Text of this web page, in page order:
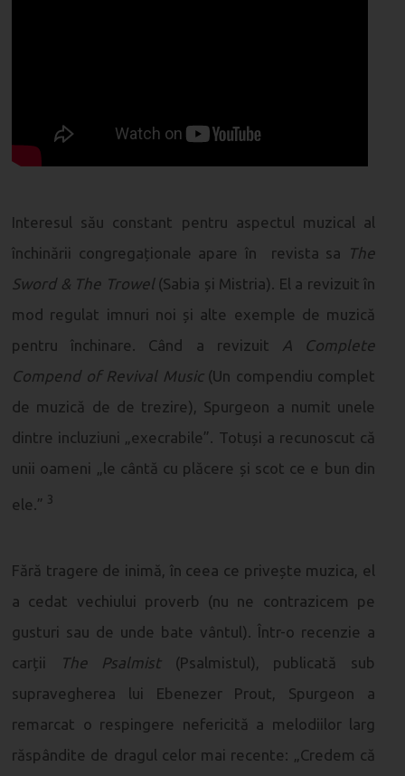
Interesul său constant pentru aspectul muzical al
închinării congregaționale apare în revista sa
The
Sword & The Trowel (Sabia și Mistria). El a revizuit în
mod regulat imnuri noi și alte exemple de muzică
pentru închinare. Când a revizuit A Complete
Compend of Revival Music(Un compendiu complet
de muzică de de trezire), Spurgeon a numit unele
dintre incluziuni „execrabile”. Totuși a recunoscut că
unii oameni „le cântă cu plăcere și scot ce e bun din
ele.” 3
Fără tragere de inimă, în ceea ce privește muzica, el
a cedat vechiului proverb (nu ne contrazicem pe
gusturi sau de unde bate vântul). Într-o recenzie a
carții
The Psalmist (Psalmistul), publicată sub
supravegherea lui Ebenezer Prout, Spurgeon a
remarcat o respingere nefericită a melodiilor larg
răspândite de dragul celor mai recente: „Credem că